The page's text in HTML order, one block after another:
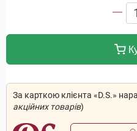
За карткою клієнта «D.S.»
акційних товарів)